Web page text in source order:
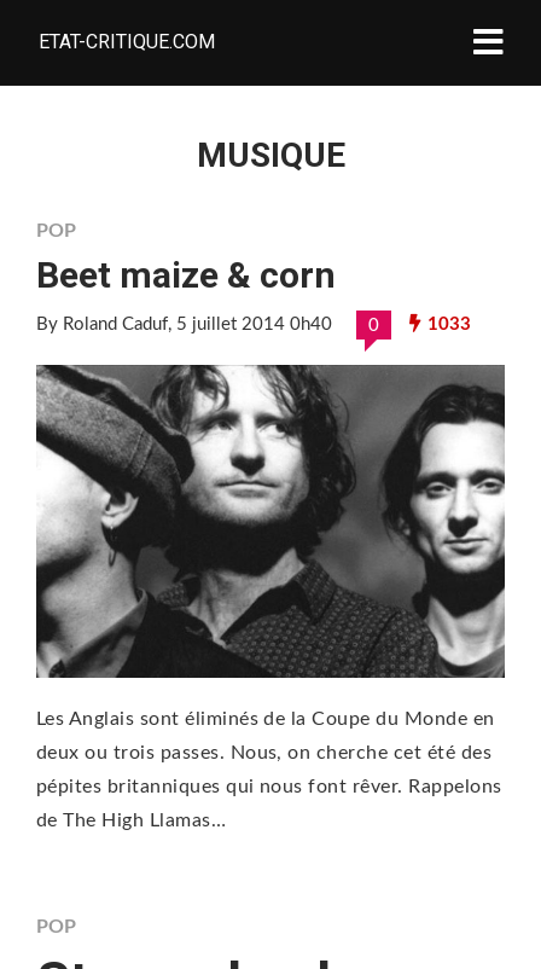
ETAT-CRITIQUE.COM
MUSIQUE
POP
Beet maize & corn
By Roland Caduf, 5 juillet 2014 0h40 0 1033
Les Anglais sont éliminés de la Coupe du Monde en
deux ou trois passes. Nous, on cherche cet été des
pépites britanniques qui nous font rêver. Rappelons
de The High Llamas…
POP